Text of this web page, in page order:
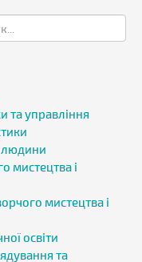
та управління
людини
мистецтва і
мистецтва і
освіти
та